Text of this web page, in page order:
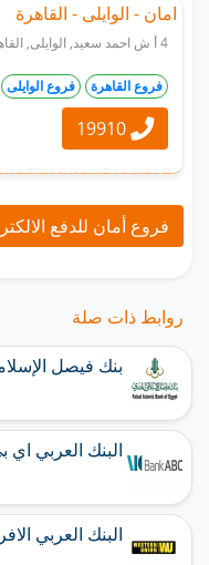
امان - الوايلى - القاهرة
4 أ ش احمد سعيد, الوايلى, القاهرة.
فروع القاهرة فروع الوايلى
فروع أمان للدفع
روابط ذات صلة
بنك فيصل
البنك العربي
البنك العربي